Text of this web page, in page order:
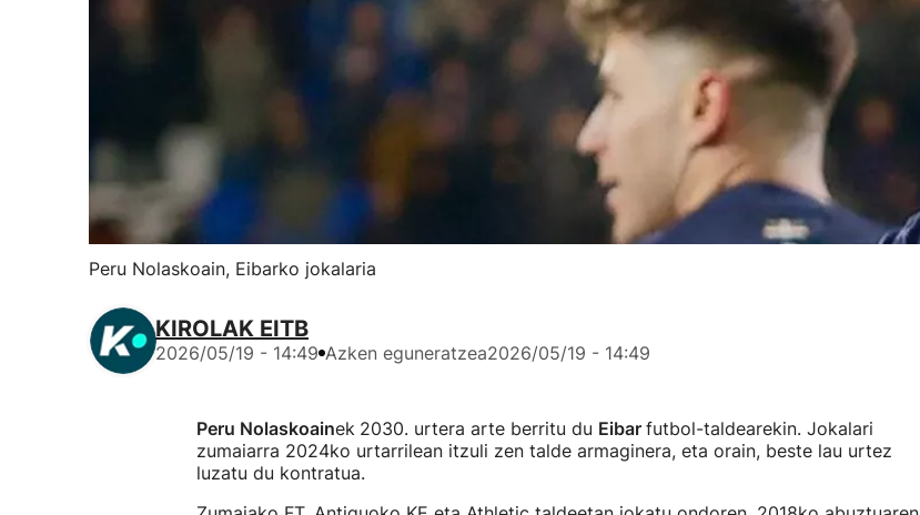
Peru Nolaskoain, Eibarko jokalaria
KIROLAK EITB
2026/05/19 - 14:49 Azken eguneratzea2026/05/19 - 14:49
Peru Nolaskoainek 2030. urtera arte berritu du Eibar futbol-taldearekin. Jokalari
zumaiarra 2024ko urtarrilean itzuli zen talde armaginera, eta orain, beste lau urtez
luzatu du kontratua.